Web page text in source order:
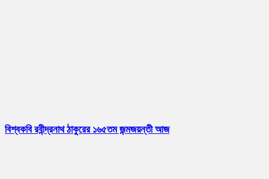
বিশ্বকবি রবীন্দ্রনাথ ঠাকুরের ১৬৫তম জন্মজয়ন্তী আজ